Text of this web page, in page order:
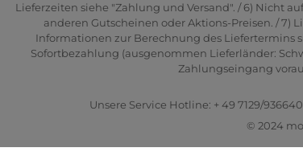
Lieferzeiten siehe "Zahlung und Versand". / 6) Nicht
anderen Gutscheinen oder Aktions-Preisen. / 7)
Informationen zur Berechnung des Liefertermins
Sofortbezahlung (ausgenommen Lieferländer:
Zahlungseingang
Unsere Service Hotline: + 49 7129/
© 2024